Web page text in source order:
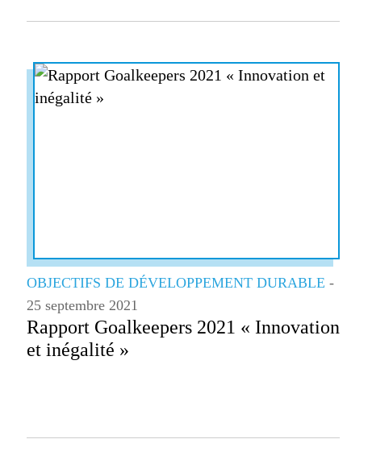
OBJECTIFS DE DÉVELOPPEMENT DURABLE -
25 septembre 2021
Rapport Goalkeepers 2021 « Innovation
et inégalité »